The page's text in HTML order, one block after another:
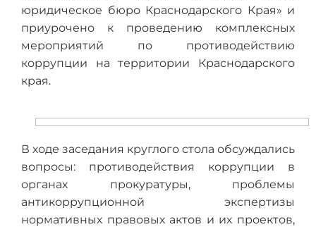
юридическое бюро Краснодарского Края» и
приурочено к проведению комплексных
мероприятий по противодействию
коррупции на территории Краснодарского
края.
В ходе заседания круглого стола обсуждались
вопросы: противодействия коррупции в
органах прокуратуры, проблемы
антикоррупционной экспертизы
нормативных правовых актов и их проектов,